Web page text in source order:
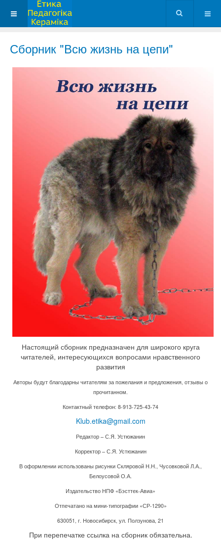
Сборник "Всю жизнь на цепи"
Настоящий сборник предназначен для широкого круга
читателей, интересующихся вопросами нравственного
развития
Авторы будут благодарны читателям за пожелания и предложения, отзывы о
прочитанном.
Контактный телефон: 8-913-725-43-74
Klub.etika@gmail.com
Редактор – С.Я. Устюжанин
Корректор – С.Я. Устюжанин
В оформлении использованы рисунки Скляровой Н.Н., Чусовковой Л.А.,
Белоусовой О.А.
Издательство НПФ «Бэсттек-Авиа»
Отпечатано на мини-типографии «СР-1290»
630051, г. Новосибирск, ул. Ползунова, 21
При перепечатке ссылка на сборник обязательна.